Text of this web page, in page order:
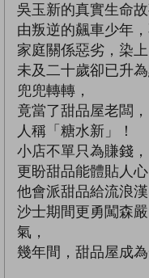
吳玉新的真實生命
由叛逆的飆車少年，
家庭關係惡劣，染
未及二十歲卻已升為
兜兜轉轉，
竟當了甜品屋老闆，
人稱「糖水新」！
小店不單只為賺錢，
更盼甜品能體貼人心
他會派甜品給流浪漢
沙士期間更勇闖森
氣，
幾年間，甜品屋成